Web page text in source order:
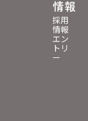
情報
採用
情報
エン
トリ
ー